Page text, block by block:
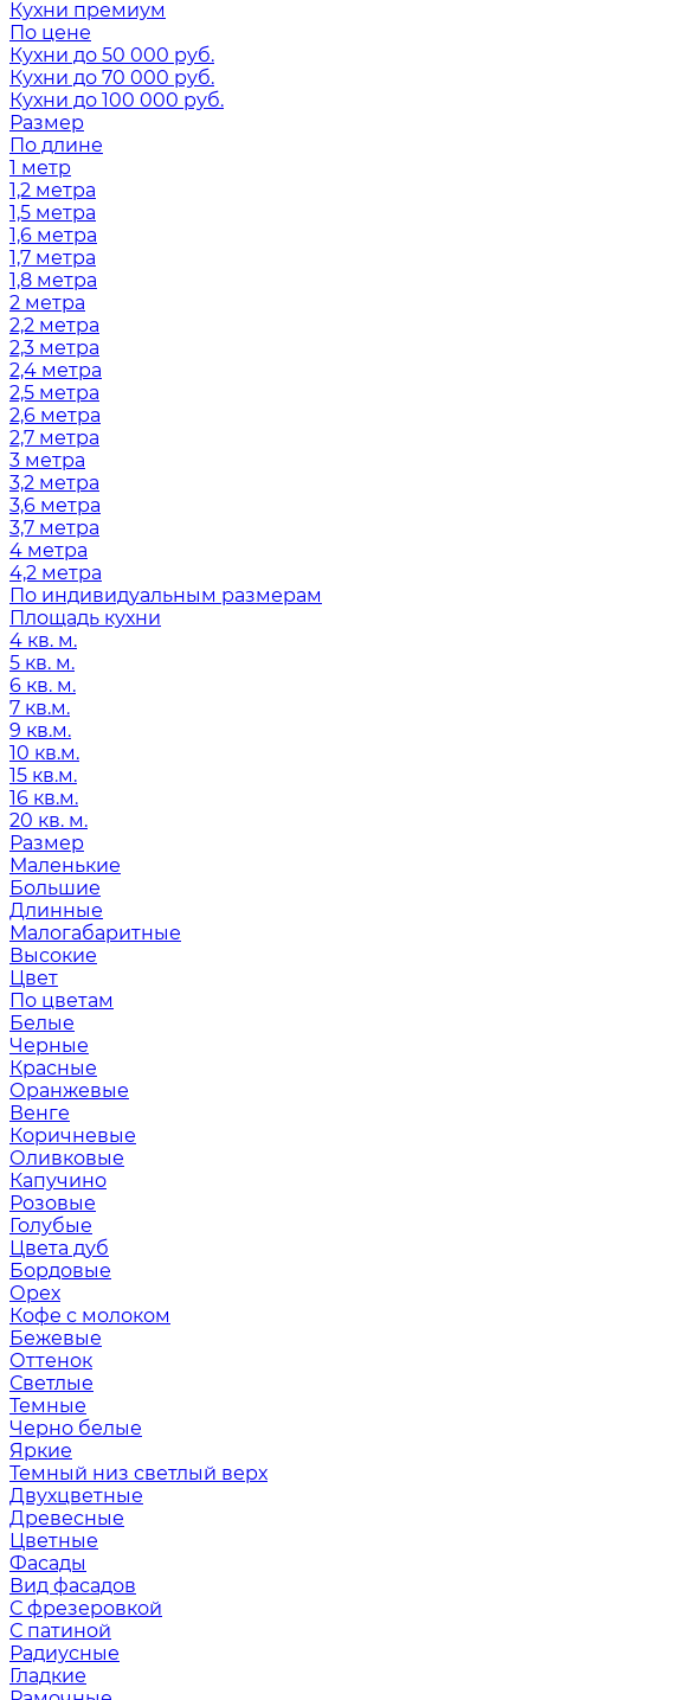
Кухни премиум
По цене
Кухни до 50 000 руб.
Кухни до 70 000 руб.
Кухни до 100 000 руб.
Размер
По длине
1 метр
1,2 метра
1,5 метра
1,6 метра
1,7 метра
1,8 метра
2 метра
2,2 метра
2,3 метра
2,4 метра
2,5 метра
2,6 метра
2,7 метра
3 метра
3,2 метра
3,6 метра
3,7 метра
4 метра
4,2 метра
По индивидуальным размерам
Площадь кухни
4 кв. м.
5 кв. м.
6 кв. м.
7 кв.м.
9 кв.м.
10 кв.м.
15 кв.м.
16 кв.м.
20 кв. м.
Размер
Маленькие
Большие
Длинные
Малогабаритные
Высокие
Цвет
По цветам
Белые
Черные
Красные
Оранжевые
Венге
Коричневые
Оливковые
Капучино
Розовые
Голубые
Цвета дуб
Бордовые
Орех
Кофе с молоком
Бежевые
Оттенок
Светлые
Темные
Черно белые
Яркие
Темный низ светлый верх
Двухцветные
Древесные
Цветные
Фасады
Вид фасадов
С фрезеровкой
С патиной
Радиусные
Гладкие